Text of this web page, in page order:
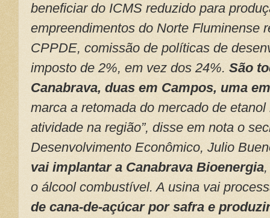
beneficiar do ICMS reduzido para
empreendimentos do Norte Fluminense
CPPDE, comissão de políticas de
imposto de 2%, em vez dos 24%. São
Canabrava, duas em Campos, uma
marca a retomada do mercado de
atividade na região”, disse em nota o
Desenvolvimento Econômico, Julio
vai implantar a Canabrava Bioenergia
o álcool combustível. A usina vai
de cana-de-açúcar por safra e